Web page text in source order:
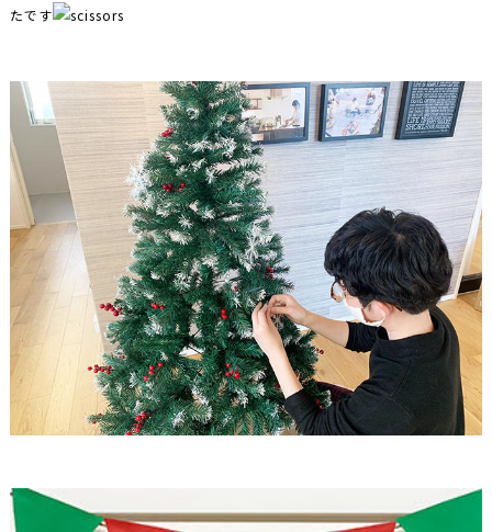
たです